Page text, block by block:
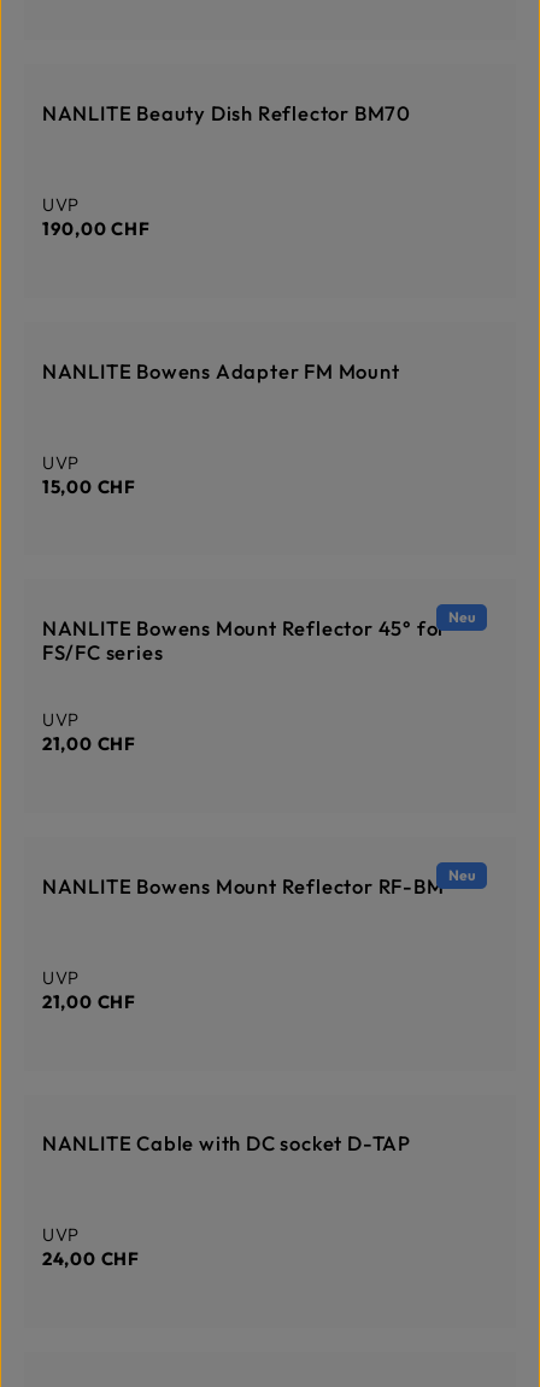
NANLITE Beauty Dish Reflector BM70
Regulärer Preis:
UVP
190,00 CHF
NANLITE Bowens Adapter FM Mount
Regulärer Preis:
UVP
15,00 CHF
Neu
NANLITE Bowens Mount Reflector 45° for
FS/FC series
Regulärer Preis:
UVP
21,00 CHF
Neu
NANLITE Bowens Mount Reflector RF-BM
Regulärer Preis:
UVP
21,00 CHF
NANLITE Cable with DC socket D-TAP
Regulärer Preis:
UVP
24,00 CHF